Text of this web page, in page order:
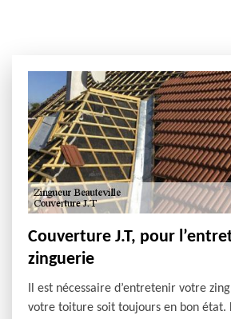
Couverture J.T, pour
zinguerie
Il est nécessaire d’entretenir votre
votre toiture soit toujours en bon état.